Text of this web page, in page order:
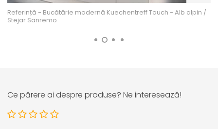
Referință - Bucătărie modernă Kuechentreff Touch - Alb alpin /
Stejar Sanremo
Ce părere ai despre produse? Ne interesează!